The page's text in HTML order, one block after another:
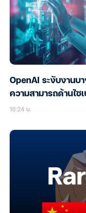
OpenAI ระงับงานบ
ความสามารถด้านไ
16:24 น.